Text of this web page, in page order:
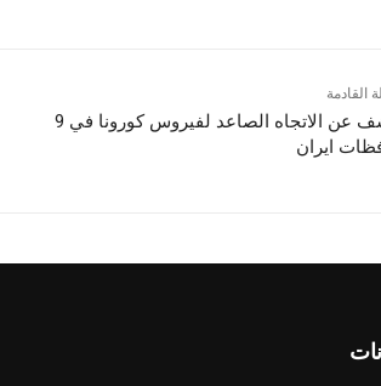
القادمة
الکشف عن الاتجاه الصاعد لفیروس كورونا في 9
ایران